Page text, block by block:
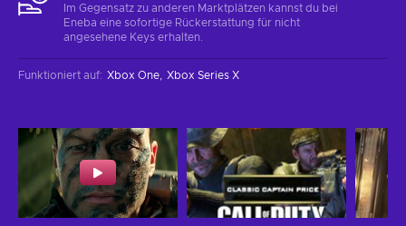
Im Gegensatz zu anderen Marktplätzen kannst du bei
Eneba eine sofortige Rückerstattung für nicht
angesehene Keys erhalten.
Funktioniert auf: Xbox One Xbox Series X